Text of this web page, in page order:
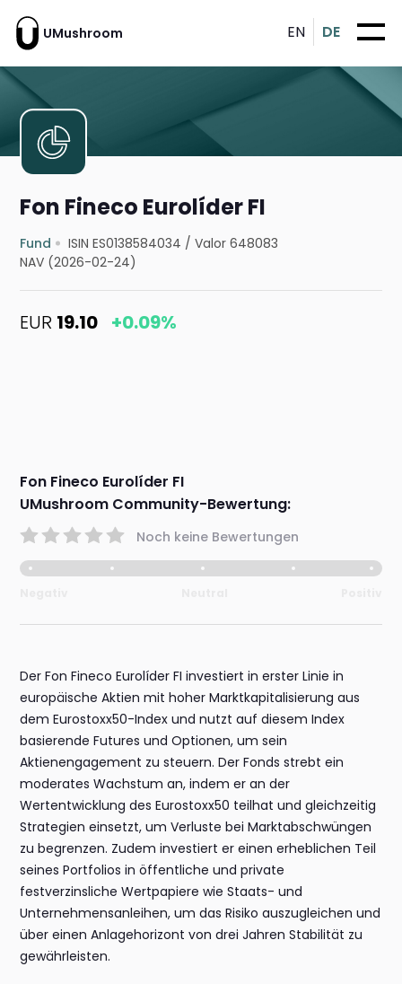
UMushroom EN DE
Fon Fineco Eurolíder FI
Fund ISIN ES0138584034 /Valor 648083
NAV (2026-02-24)
EUR 19.10 +0.09%
Fon Fineco Eurolíder FI
UMushroom Community-Bewertung:
Noch keine Bewertungen
Der Fon Fineco Eurolíder FI investiert in erster Linie in
europäische Aktien mit hoher Marktkapitalisierung aus
dem Eurostoxx50-Index und nutzt auf diesem Index
basierende Futures und Optionen, um sein
Aktienengagement zu steuern. Der Fonds strebt ein
moderates Wachstum an, indem er an der
Wertentwicklung des Eurostoxx50 teilhat und gleichzeitig
Strategien einsetzt, um Verluste bei Marktabschwüngen
zu begrenzen. Zudem investiert er einen erheblichen Teil
seines Portfolios in öffentliche und private
festverzinsliche Wertpapiere wie Staats- und
Unternehmensanleihen, um das Risiko auszugleichen und
über einen Anlagehorizont von drei Jahren Stabilität zu
gewährleisten.